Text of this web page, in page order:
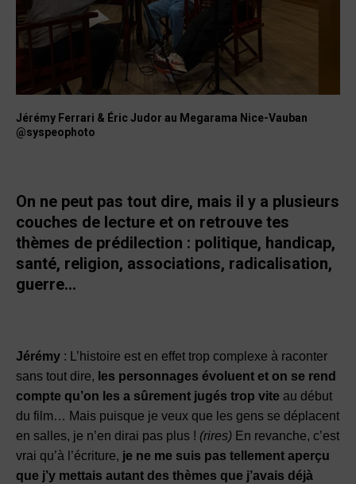
Jérémy Ferrari & Éric Judor au Megarama Nice-Vauban
@syspeophoto
On ne peut pas tout dire, mais il y a plusieurs
couches de lecture et on retrouve tes
thèmes de prédilection : politique, handicap,
santé, religion, associations, radicalisation,
guerre…
Jérémy : L’histoire est en effet trop complexe à raconter
sans tout dire, les personnages évoluent et on se rend
compte qu’on les a sûrement jugés trop vite au début
du film… Mais puisque je veux que les gens se déplacent
en salles, je n’en dirai pas plus ! (rires) En revanche, c’est
vrai qu’à l’écriture, je ne me suis pas tellement aperçu
que j’y mettais autant des thèmes que j’avais déjà